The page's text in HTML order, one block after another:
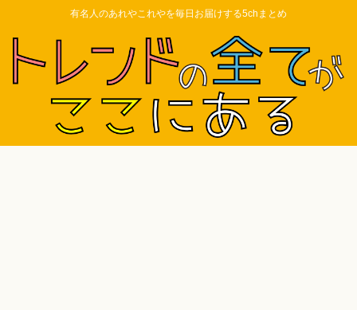
有名人のあれやこれやを毎日お届けする5chまとめ